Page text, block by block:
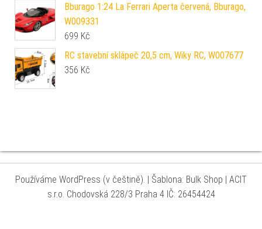
Bburago 1:24 La Ferrari Aperta červená, Bburago,
W009331
699 Kč
RC stavební sklápeč 20,5 cm, Wiky RC, W007677
356 Kč
Používáme WordPress (v češtině). | Šablona: Bulk Shop | ACIT
s.r.o. Chodovská 228/3 Praha 4 IČ: 26454424